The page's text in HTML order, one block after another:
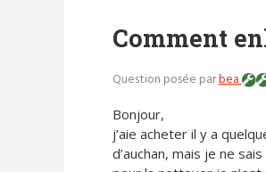
Comment
Question posée parbea
Bonjour,
j’aie acheter il y a
d’auchan, mais je ne